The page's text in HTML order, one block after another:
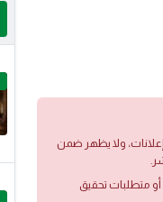
ولا يظهر ضمن
أو متطلبات تحقيق